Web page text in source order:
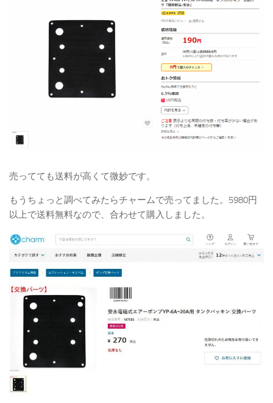
売ってても送料が高くて微妙です。
もうちょっと調べてみたらチャームで売ってました。5980円
以上で送料無料なので、合わせて購入しました。